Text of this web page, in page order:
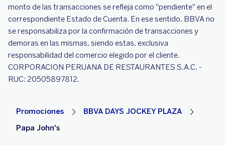
monto de las transacciones se refleja como "pendiente" en el
correspondiente Estado de Cuenta. En ese sentido, BBVA no
se responsabiliza por la confirmación de transacciones y
demoras en las mismas, siendo estas, exclusiva
responsabilidad del comercio elegido por el cliente.
CORPORACION PERUANA DE RESTAURANTES S.A.C. -
RUC: 20505897812.
Promociones
BBVA DAYS JOCKEY PLAZA
Papa John's